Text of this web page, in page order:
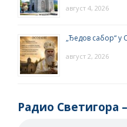
август 4, 2026
„Ђедов сабор“ у
август 2, 2026
Радио Светигора